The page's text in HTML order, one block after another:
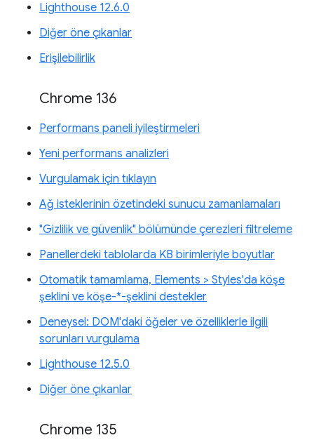
Lighthouse 12.6.0
Diğer öne çıkanlar
Erişilebilirlik
Chrome 136
Performans paneli iyileştirmeleri
Yeni performans analizleri
Vurgulamak için tıklayın
Ağ isteklerinin özetindeki sunucu zamanlamaları
"Gizlilik ve güvenlik" bölümünde çerezleri filtreleme
Panellerdeki tablolarda KB birimleriyle boyutlar
Otomatik tamamlama, Elements > Styles'da köşe
şeklini ve köşe-*-şeklini destekler
Deneysel: DOM'daki öğeler ve özelliklerle ilgili
sorunları vurgulama
Lighthouse 12.5.0
Diğer öne çıkanlar
Chrome 135